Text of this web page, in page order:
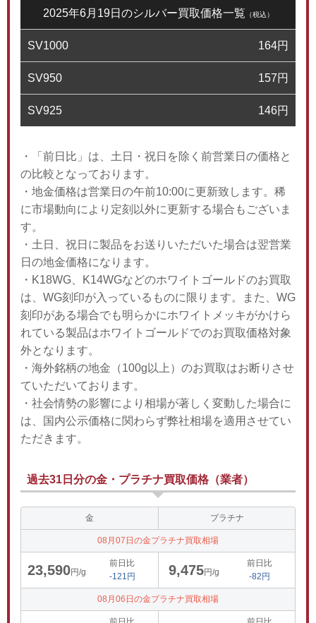
2025年6月19日のシルバー買取価格一覧 （税込）
SV1000 164円
SV950 157円
SV925 146円
・「前日比」は、土日・祝日を除く前営業日の価格と
の比較となっております。
・地金価格は営業日の午前10:00に更新致します。稀
に市場動向により定刻以外に更新する場合もございま
す。
・土日、祝日に製品をお送りいただいた場合は翌営業
日の地金価格になります。
・K18WG、K14WGなどのホワイトゴールドのお買取
は、WG刻印が入っているものに限ります。また、WG
刻印がある場合でも明らかにホワイトメッキがかけら
れている製品はホワイトゴールドでのお買取価格対象
外となります。
・海外銘柄の地金（100g以上）のお買取はお断りさせ
ていただいております。
・社会情勢の影響により相場が著しく変動した場合に
は、国内公示価格に関わらず弊社相場を適用させてい
ただきます。
過去31日分の金・プラチナ買取価格（業者）
金 プラチナ
08月07日の金プラチナ買取相場
23,590円/g
前日比
-121円
9,475円/g
前日比
-82円
08月06日の金プラチナ買取相場